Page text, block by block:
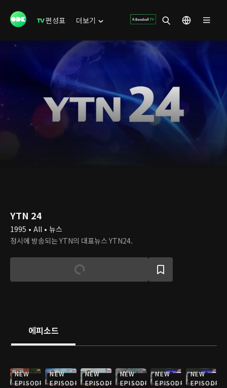
편성표 더보기
YTN 24
1995 • All • 뉴스
정시에 방송되는 YTN의 대표뉴스 YTN24.
에피소드
NEW
EPISODE
NEW
EPISODE
NEW
EPISODE
NEW
EPISODE
NEW
EPISODE
NEW
EPISODE